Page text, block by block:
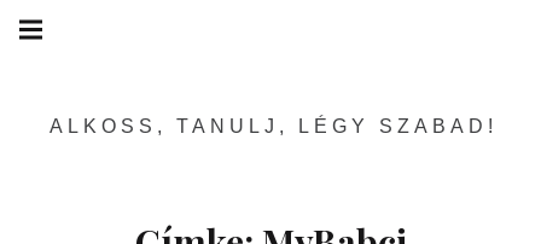
Skip
ALKOSS, TANULJ, LÉGY SZABAD!
navigation